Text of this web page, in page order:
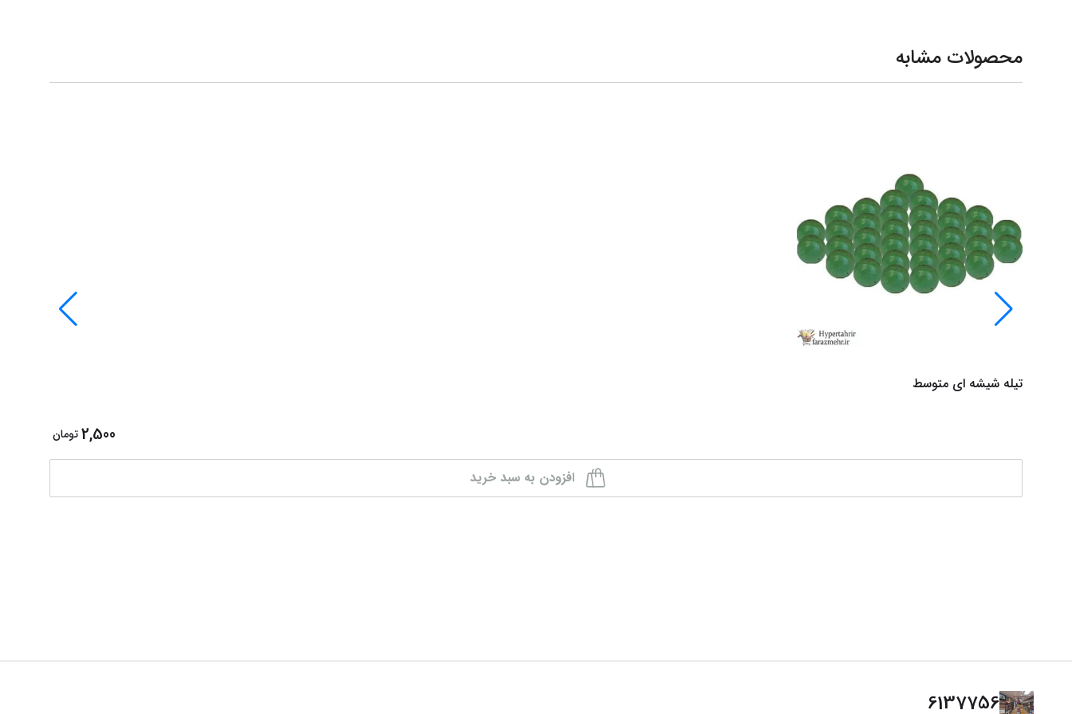
محصولات مشابه
تیله شیشه ای متوسط
2,500تومان
افزودن به سبد خرید
6137756